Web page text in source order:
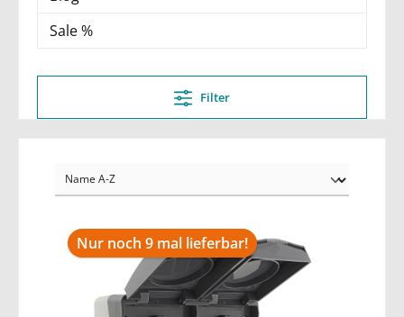
Sale %
Filter
Nur noch 9 mal lieferbar!